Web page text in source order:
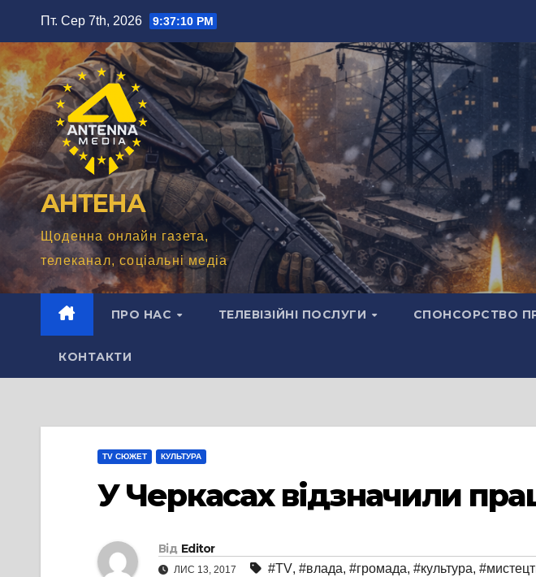
вмісту
Пт. Сер 7th, 2026 9:37:12 PM
АНТЕНА
Щоденна онлайн газета,
телеканал, соціальні медіа
ПРО НАС ТЕЛЕВІЗІЙНІ ПОСЛУГИ СПОНСОРСТВО
КОНТАКТИ
TV СЮЖЕТ КУЛЬТУРА
У Черкасах відзначили
Від Editor
ЛИС 13, 2017 #TV, #влада, #громада, #культура,